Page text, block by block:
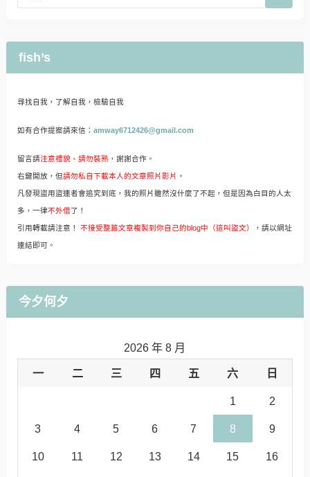
fish’s
尋找自我，了解自我，檢驗自我
如有合作提案請來信： amway6712426@gmail.com
留言請注意禮貌、請勿裝熟，謝謝合作。
右鍵開放，但請勿私自下載本人的文章照片影片 。
凡發現盜用盜連者會追究到底，我的照片雖然沒什麼了不起，但是因為白目的人太
多，一律不外借了！
引用轉載請注意！ 不接受整篇文章複製到你自己的blog中（這叫盜文） ，請以網址
連結即可。
今夕何夕
2026 年 8 月
一 二 三 四 五 六 日
1 2
3 4 5 6 7 8 9
10 11 12 13 14 15 16